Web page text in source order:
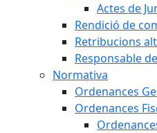
Actes de
Rendició de
Retribucions
Responsable
Normativa
Ordenances
Ordenances